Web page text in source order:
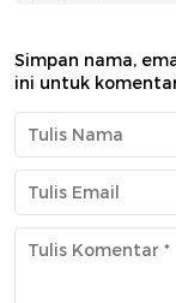
Simpan nama,
ini untuk